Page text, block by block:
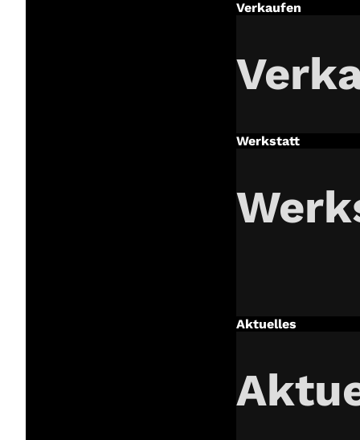
Verkaufen
Werkstatt
Aktuelles